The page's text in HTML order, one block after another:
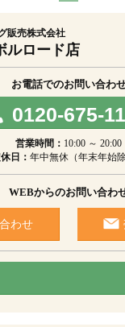
販売株式会社
ルロード店
お電話でのお問い合わ
0120-675-
営業時間： 10:00 ～ 20:00
日： 年中無休（年末年始除
WEBからのお問い合わ
わせ